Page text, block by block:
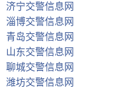
济宁交警信息网
淄博交警信息网
青岛交警信息网
山东交警信息网
聊城交警信息网
潍坊交警信息网